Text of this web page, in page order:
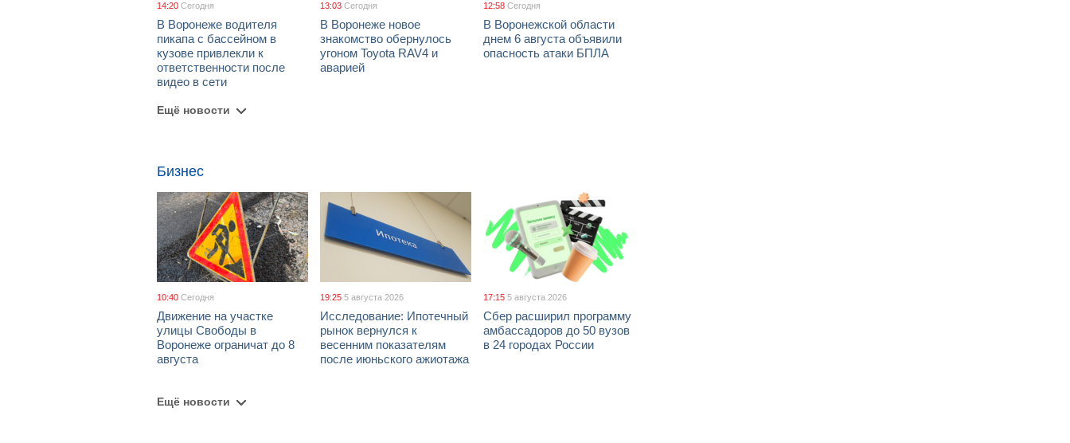
14:20 Сегодня
В Воронеже водителя
пикапа с бассейном в
кузове привлекли к
ответственности после
видео в сети
13:03 Сегодня
В Воронеже новое
знакомство обернулось
угоном Toyota RAV4 и
аварией
12:58 Сегодня
В Воронежской области
днем 6 августа объявили
опасность атаки БПЛА
Ещё новости
Бизнес
10:40 Сегодня
Движение на участке
улицы Свободы в
Воронеже ограничат до 8
августа
19:25 5 августа 2026
Исследование: Ипотечный
рынок вернулся к
весенним показателям
после июньского ажиотажа
17:15 5 августа 2026
Сбер расширил программу
амбассадоров до 50 вузов
в 24 городах России
Ещё новости